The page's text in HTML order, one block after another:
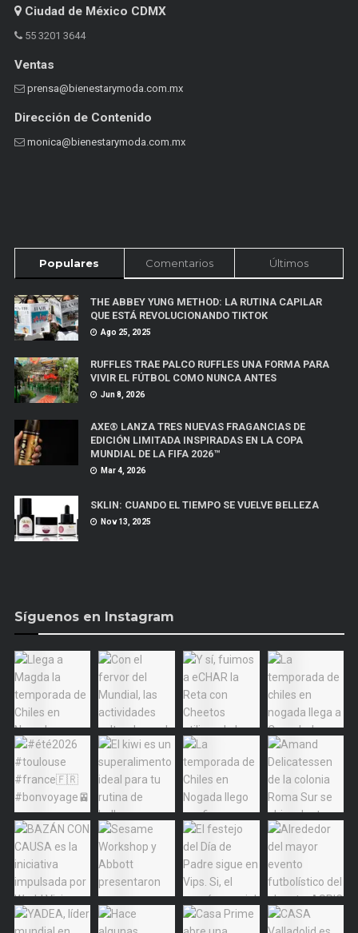
Ciudad de México CDMX
55 3201 3644
Ventas
prensa@bienestarymoda.com.mx
Dirección de Contenido
monica@bienestarymoda.com.mx
Populares Comentarios Últimos
THE ABBEY YUNG METHOD: LA RUTINA CAPILAR
QUE ESTÁ REVOLUCIONANDO TIKTOK
Ago 25, 2025
RUFFLES TRAE PALCO RUFFLES UNA FORMA PARA
VIVIR EL FÚTBOL COMO NUNCA ANTES
Jun 8, 2026
AXE® LANZA TRES NUEVAS FRAGANCIAS DE
EDICIÓN LIMITADA INSPIRADAS EN LA COPA
MUNDIAL DE LA FIFA 2026™
Mar 4, 2026
SKLIN: CUANDO EL TIEMPO SE VUELVE BELLEZA
Nov 13, 2025
Síguenos en Instagram